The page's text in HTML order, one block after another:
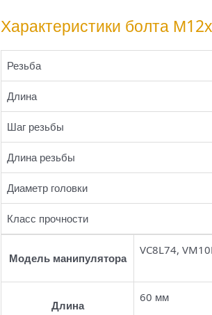
Характеристики болта
Резьба
Длина
Шаг резьбы
Длина резьбы
Диаметр головки
Класс прочности
Модель манипулятора
VC8L74,
Длина
60 мм